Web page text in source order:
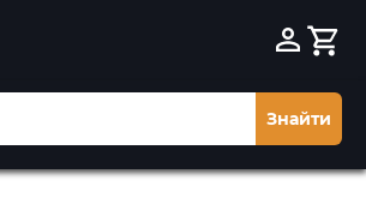
Знайти